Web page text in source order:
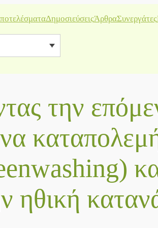
ΔημοσιεύσειςΆρθραΣυνεργάτες
την
ηθική